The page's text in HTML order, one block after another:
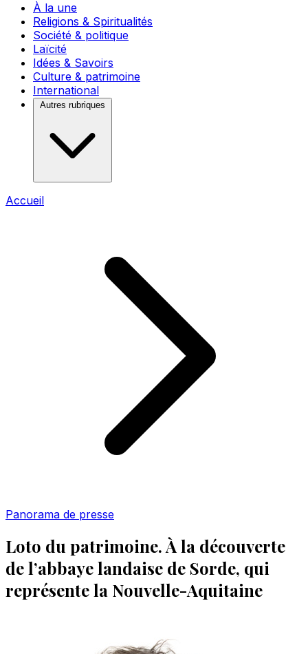
À la une
Religions & Spiritualités
Société & politique
Laïcité
Idées & Savoirs
Culture & patrimoine
International
Autres rubriques
Accueil
Panorama de presse
Loto du patrimoine. À la découverte
de l’abbaye landaise de Sorde, qui
représente la Nouvelle-Aquitaine